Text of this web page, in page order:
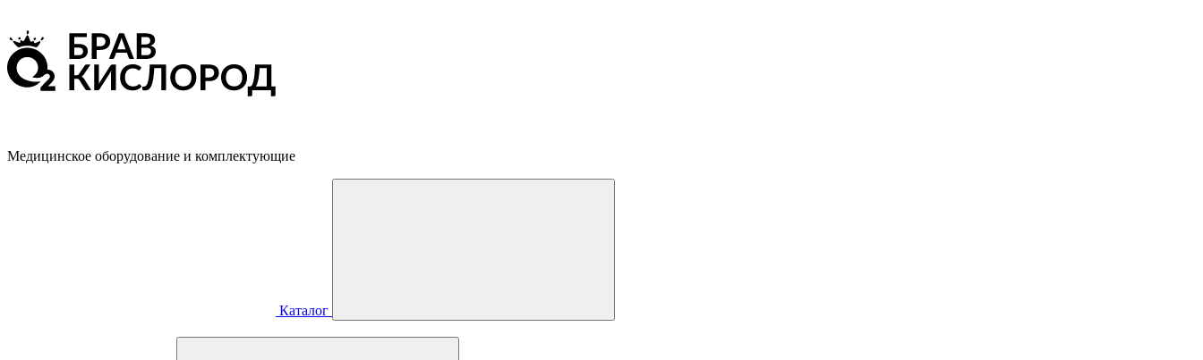
Медицинское оборудование и комплектующие
Каталог